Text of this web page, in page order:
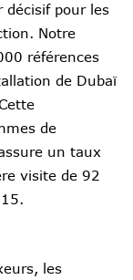
pour les
Notre
références
de Dubaï
de
un taux
visite de 92
les